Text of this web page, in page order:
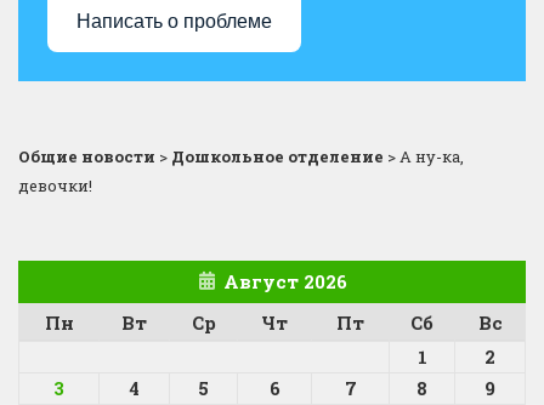
Написать о проблеме
Общие новости > Дошкольное отделение >А ну-ка,
девочки!
Август 2026
Пн
Вт Ср Чт Пт Сб
Вс
1
2
3
4 5 6 7 8
9